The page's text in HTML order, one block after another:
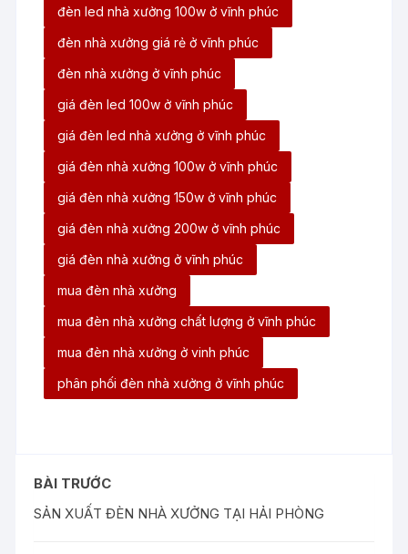
đèn led nhà xưởng 100w ở vĩnh phúc
đèn nhà xưởng giá rẻ ở vĩnh phúc
đèn nhà xưởng ở vĩnh phúc
giá đèn led 100w ở vĩnh phúc
giá đèn led nhà xưởng ở vĩnh phúc
giá đèn nhà xưởng 100w ở vĩnh phúc
giá đèn nhà xưởng 150w ở vĩnh phúc
giá đèn nhà xưởng 200w ở vĩnh phúc
giá đèn nhà xưởng ở vĩnh phúc
mua đèn nhà xưởng
mua đèn nhà xưởng chất lượng ở vĩnh phúc
mua đèn nhà xưởng ở vinh phúc
phân phối đèn nhà xưởng ở vĩnh phúc
BÀI TRƯỚC
SẢN XUẤT ĐÈN NHÀ XƯỞNG TẠI HẢI PHÒNG